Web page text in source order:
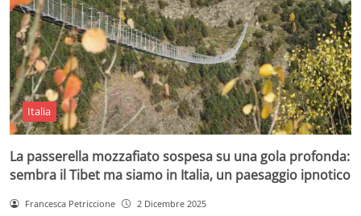
Italia
La passerella mozzafiato sospesa su una gola profonda:
sembra il Tibet ma siamo in Italia, un paesaggio ipnotico
Francesca Petriccione 2 Dicembre 2025